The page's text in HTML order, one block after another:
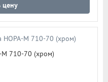
цену
М 710-70 (хром)